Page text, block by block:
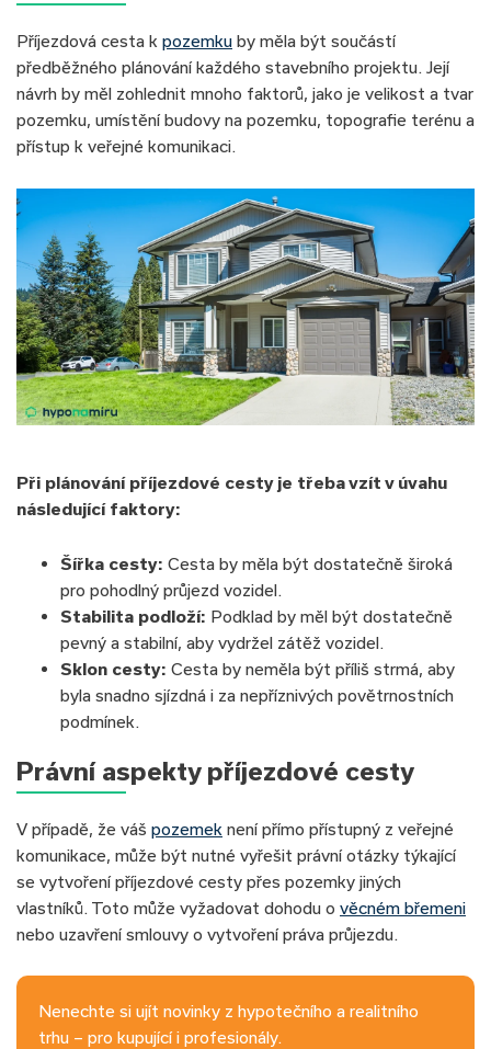
Příjezdová cesta k pozemku by měla být součástí
předběžného plánování každého stavebního projektu. Její
návrh by měl zohlednit mnoho faktorů, jako je velikost a tvar
pozemku, umístění budovy na pozemku, topografie terénu a
přístup k veřejné komunikaci.
Při plánování příjezdové cesty je třeba vzít v úvahu
následující faktory:
Šířka cesty: Cesta by měla být dostatečně široká
pro pohodlný průjezd vozidel.
Stabilita podloží: Podklad by měl být dostatečně
pevný a stabilní, aby vydržel zátěž vozidel.
Sklon cesty: Cesta by neměla být příliš strmá, aby
byla snadno sjízdná i za nepříznivých povětrnostních
podmínek.
Právní aspekty příjezdové cesty
V případě, že váš pozemek není přímo přístupný z veřejné
komunikace, může být nutné vyřešit právní otázky týkající
se vytvoření příjezdové cesty přes pozemky jiných
vlastníků. Toto může vyžadovat dohodu o věcném břemeni
nebo uzavření smlouvy o vytvoření práva průjezdu.
Nenechte si ujít novinky z hypotečního a realitního
trhu – pro kupující i profesionály.